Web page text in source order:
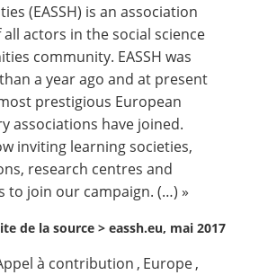
(EASSH) is an association
actors in the social science
community. EASSH was
a year ago and at present
prestigious European
associations have joined.
inviting learning societies,
research centres and
to join our campaign. (…) »
de la source > eassh.eu, mai 2017
à contribution , Europe,